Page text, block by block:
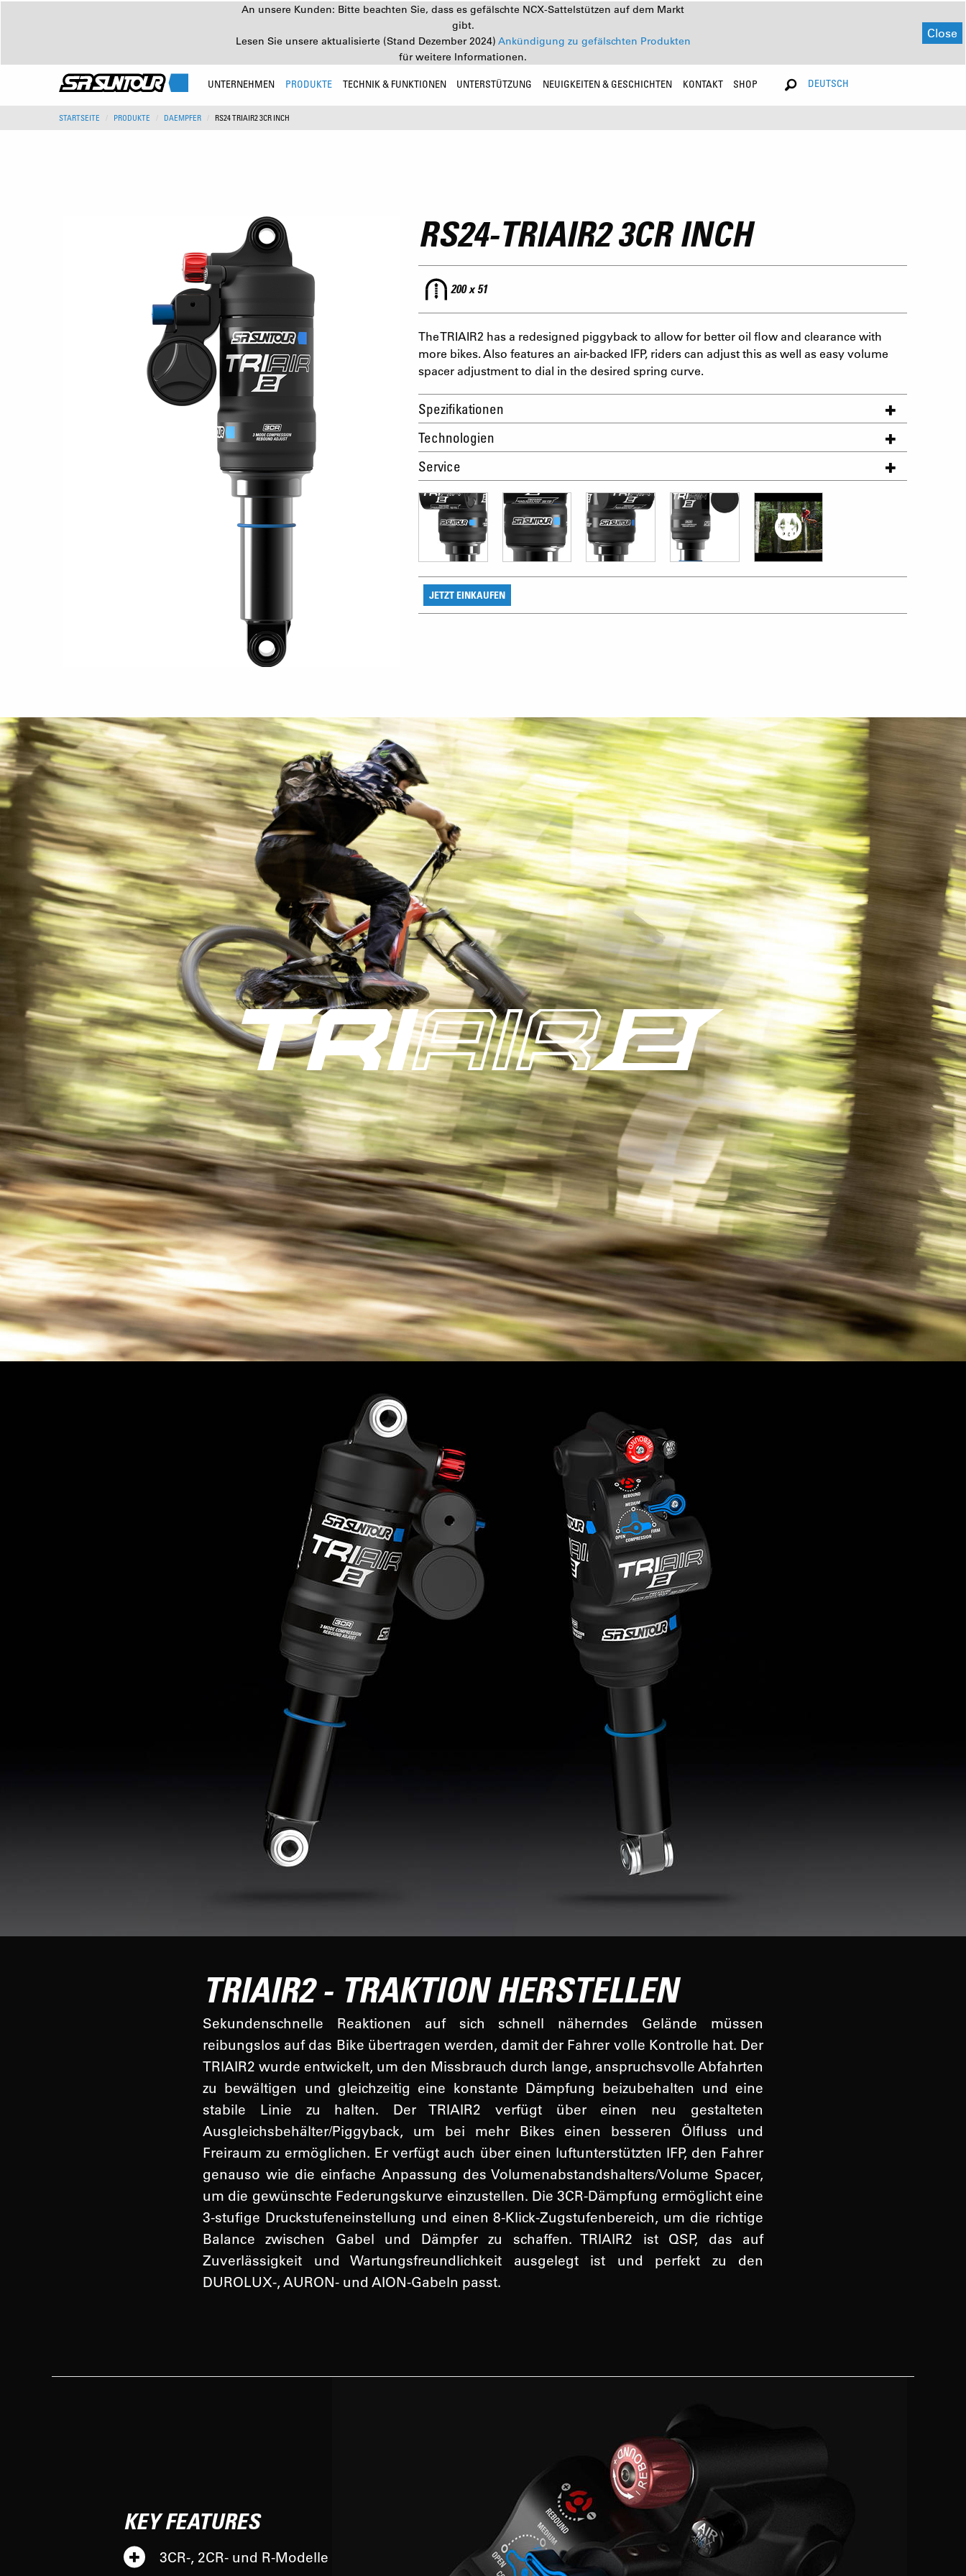
An unsere Kunden: Bitte beachten Sie, dass es gefälschte NCX-Sattelstützen auf dem Markt
gibt.
Lesen Sie unsere aktualisierte (Stand Dezember 2024) Ankündigung zu gefälschten Produkten
für weitere Informationen.
Close
UNTERNEHMEN PRODUKTE TECHNIK & FUNKTIONEN UNTERSTÜTZUNG NEUIGKEITEN & GESCHICHTEN KONTAKT SHOP DEUTSCH
STARTSEITE PRODUKTE DAEMPFER RS24 TRIAIR2 3CR INCH
RS24-TRIAIR2 3CR INCH
200 x 51
The TRIAIR2 has a redesigned piggyback to allow for better oil flow and clearance with
more bikes. Also features an air-backed IFP, riders can adjust this as well as easy volume
spacer adjustment to dial in the desired spring curve.
Spezifikationen
Technologien
Service
JETZT EINKAUFEN
TRIAIR2 - TRAKTION HERSTELLEN
Sekundenschnelle Reaktionen auf sich schnell näherndes Gelände müssen
reibungslos auf das Bike übertragen werden, damit der Fahrer volle Kontrolle hat. Der
TRIAIR2 wurde entwickelt, um den Missbrauch durch lange, anspruchsvolle Abfahrten
zu bewältigen und gleichzeitig eine konstante Dämpfung beizubehalten und eine
stabile Linie zu halten. Der TRIAIR2 verfügt über einen neu gestalteten
Ausgleichsbehälter/Piggyback, um bei mehr Bikes einen besseren Ölfluss und
Freiraum zu ermöglichen. Er verfügt auch über einen luftunterstützten IFP, den Fahrer
genauso wie die einfache Anpassung des Volumenabstandshalters/Volume Spacer,
um die gewünschte Federungskurve einzustellen. Die 3CR-Dämpfung ermöglicht eine
3-stufige Druckstufeneinstellung und einen 8-Klick-Zugstufenbereich, um die richtige
Balance zwischen Gabel und Dämpfer zu schaffen. TRIAIR2 ist QSP, das auf
Zuverlässigkeit und Wartungsfreundlichkeit ausgelegt ist und perfekt zu den
DUROLUX-, AURON- und AION-Gabeln passt.
KEY FEATURES
3CR-, 2CR- und R-Modelle